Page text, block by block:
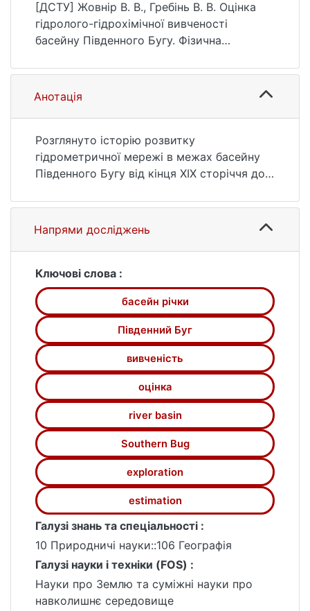
58.
https://ir.library.knu.ua/handle/15071834/8818
[ДСТУ] Жовнір В. В., Гребінь В. В. Оцінка
гідролого-гідрохімічної вивченості
басейну Південного Бугу. Фізична
(90). С. 50—58. URL:
https://ir.library.knu.ua/handle/15071834/8818
(дата звернення: 26.07.2026).
Анотація
Розглянуто історію розвитку
гідрометричної мережі в межах басейну
Південного Бугу від кінця ХІХ сторіччя до
гідрологічних постів за тривалістю
періоду спостережень та за площею
водозбору. Відзначено основні
містять результати аналізу характеристик
гідрологічного та гідрохімічного режиму
річки та її приток. Здійснено аналіз
тематики наукових статей, що стосуються
оцінки якості води та гідроекологічних
проблем басейну, а також питань змін
гідрологічного режиму річок, обумовлених
сучасними та майбутніми змінами клімату.
Напрями досліджень
Ключові слова :
басейн річки
Південний Буг
вивченість
оцінка
river basin
Southern Bug
exploration
estimation
Галузі знань та спеціальності :
10 Природничі науки::106 Географія
Галузі науки і техніки (FOS) :
Науки про Землю та суміжні науки про
навколишнє середовище